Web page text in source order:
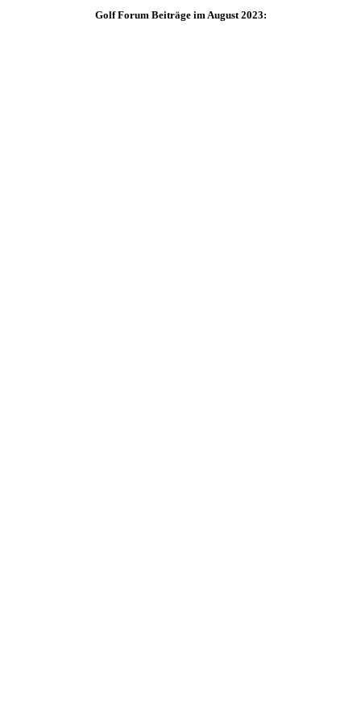
Golf Forum Beiträge im August 2023: